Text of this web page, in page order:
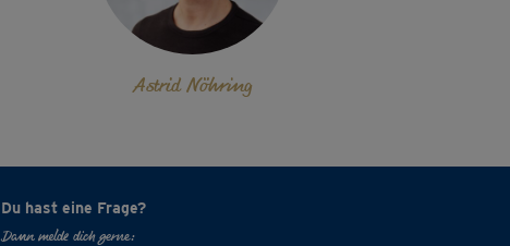
Astrid Nöhring
Du hast eine Frage?
Dann melde dich gerne: